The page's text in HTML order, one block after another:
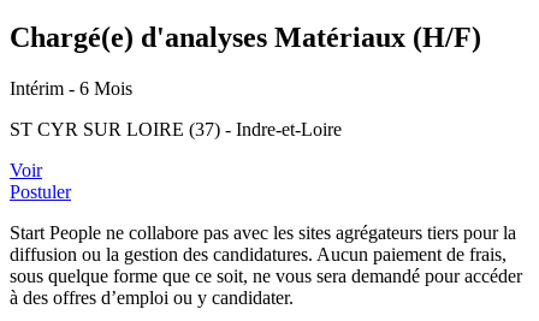
Chargé(e) d'analyses Matériaux (H/F)
Intérim - 6 Mois
ST CYR SUR LOIRE (37) - Indre-et-Loire
Voir
Postuler
Start People ne collabore pas avec les sites agrégateurs tiers pour la
diffusion ou la gestion des candidatures. Aucun paiement de frais,
sous quelque forme que ce soit, ne vous sera demandé pour accéder
à des offres d’emploi ou y candidater.